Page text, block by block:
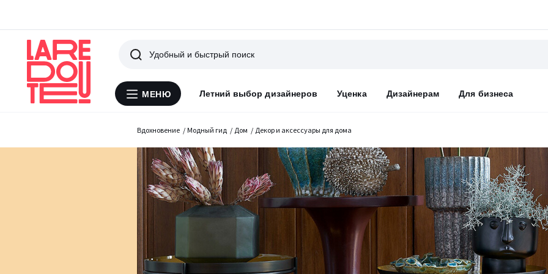
Меню
МЕНЮ Летний выбор дизайнеров Уценка Дизайнерам Для бизнеса
Поиск
Вдохновение Модный гид Дом Декор и аксессуары для дома